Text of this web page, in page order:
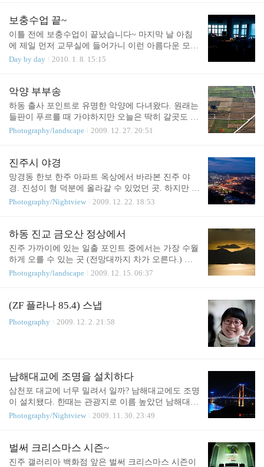
능............ 멋지게 점핑하던 보더님~ 기량이 대단해
서 남자인줄 알았는데 목소리로 여자인줄 알았
다.........
뒤뚱뒤뚱 거리며 도망만 가더라는... 200mm + 1.4 컨
버터의 성능실험이었는데 연사와 3D트레킹은 써볼
생각도 안했다는 후문이....(D3은 대체 왜쓰는거냐?)
보충수업 끝~
이틀 전에 보충수업이 끝났습니다~ 마지막 날 아침
에 제일 먼저 교무실에 들어가니 이런 아름다운 모습
이.... 아침 햇살을 받아 빛나는 저의 풀잎이 ㅋㅋ 5년
일출과 일몰의 멋진 모습이 제일 그리울겁니다. 서울
도 다녀오고 하느라 포스팅이 좀 늦었네요. 궁극의
렌즈를 업어오느라 ㅋㅋ
Day by day 2010. 1. 8. 15:15
악양 부부송
하동 출사 포인트로 유명한 악양에 다녀왔다. 원래는
들판이 푸르를 때 가야하지만 오늘은 딱히 갈곳도 없
고 해서 ㅋㅋ 역시 황량한 들판에.... 연무까지 심해주
게 요즘은 원본이 괜찮은 사진을 건지기가 이리 힘든
지...
Photography/landscape 2009. 12. 27. 20:51
진주시 야경
망경동 한보 한주 아파트 옥상에서 바라본 진주 야
경. 진성이 형 덕분에 올라갈 수 있었던 곳. 하지만 한
발만 잘못 디디면 뼈도 못추리는 곳 ㅎㄷㄷ 하늘도
실히 부족하구나.... 망원을 가져갔으면 S라인을 좀
제대로 살려봤을텐데.... ND필터도 절실하구... 장비
가 많으면 뭐하나 필요할 때 안챙겨가는데 ㅜ_ㅜ
Photography/Nightview 2009. 12. 22. 18:53
하동 진교 금오산 정상에서
진주 가까이에 있는 일출 포인트 중에서는 가장 수월
하게 오를 수 있는 곳 (전망대까지 차가 오른다.) 야
자 감독 등으로 인해 카풀을 하지 않고 혼자 출근할
않았다. 20mm의 빛갈라짐은 정말.... 금오산에서 바
없어도 푸른하늘을 찍을 수 있었다~ 수평선을 프레
Photography/landscape 2009. 12. 15. 06:37
(ZF 플라나 85.4) 스냅
Photography 2009. 12. 2. 21:58
남해대교에 조명을 설치하다
삼천포 대교에 너무 밀려서 일까? 남해대교에도 조명
이 설치됐다. 한때는 관광지로 이름 높았던 남해대
교.... 조명이 왠지 좀 어설픈게 예전 명성을 되찾긴
컷. 피곤해서 몸이 녹는다 녹아.
Photography/Nightview 2009. 11. 30. 23:49
벌써 크리스마스 시즌~
진주 갤러리아 백화점 앞은 벌써 크리스마스 시즌이